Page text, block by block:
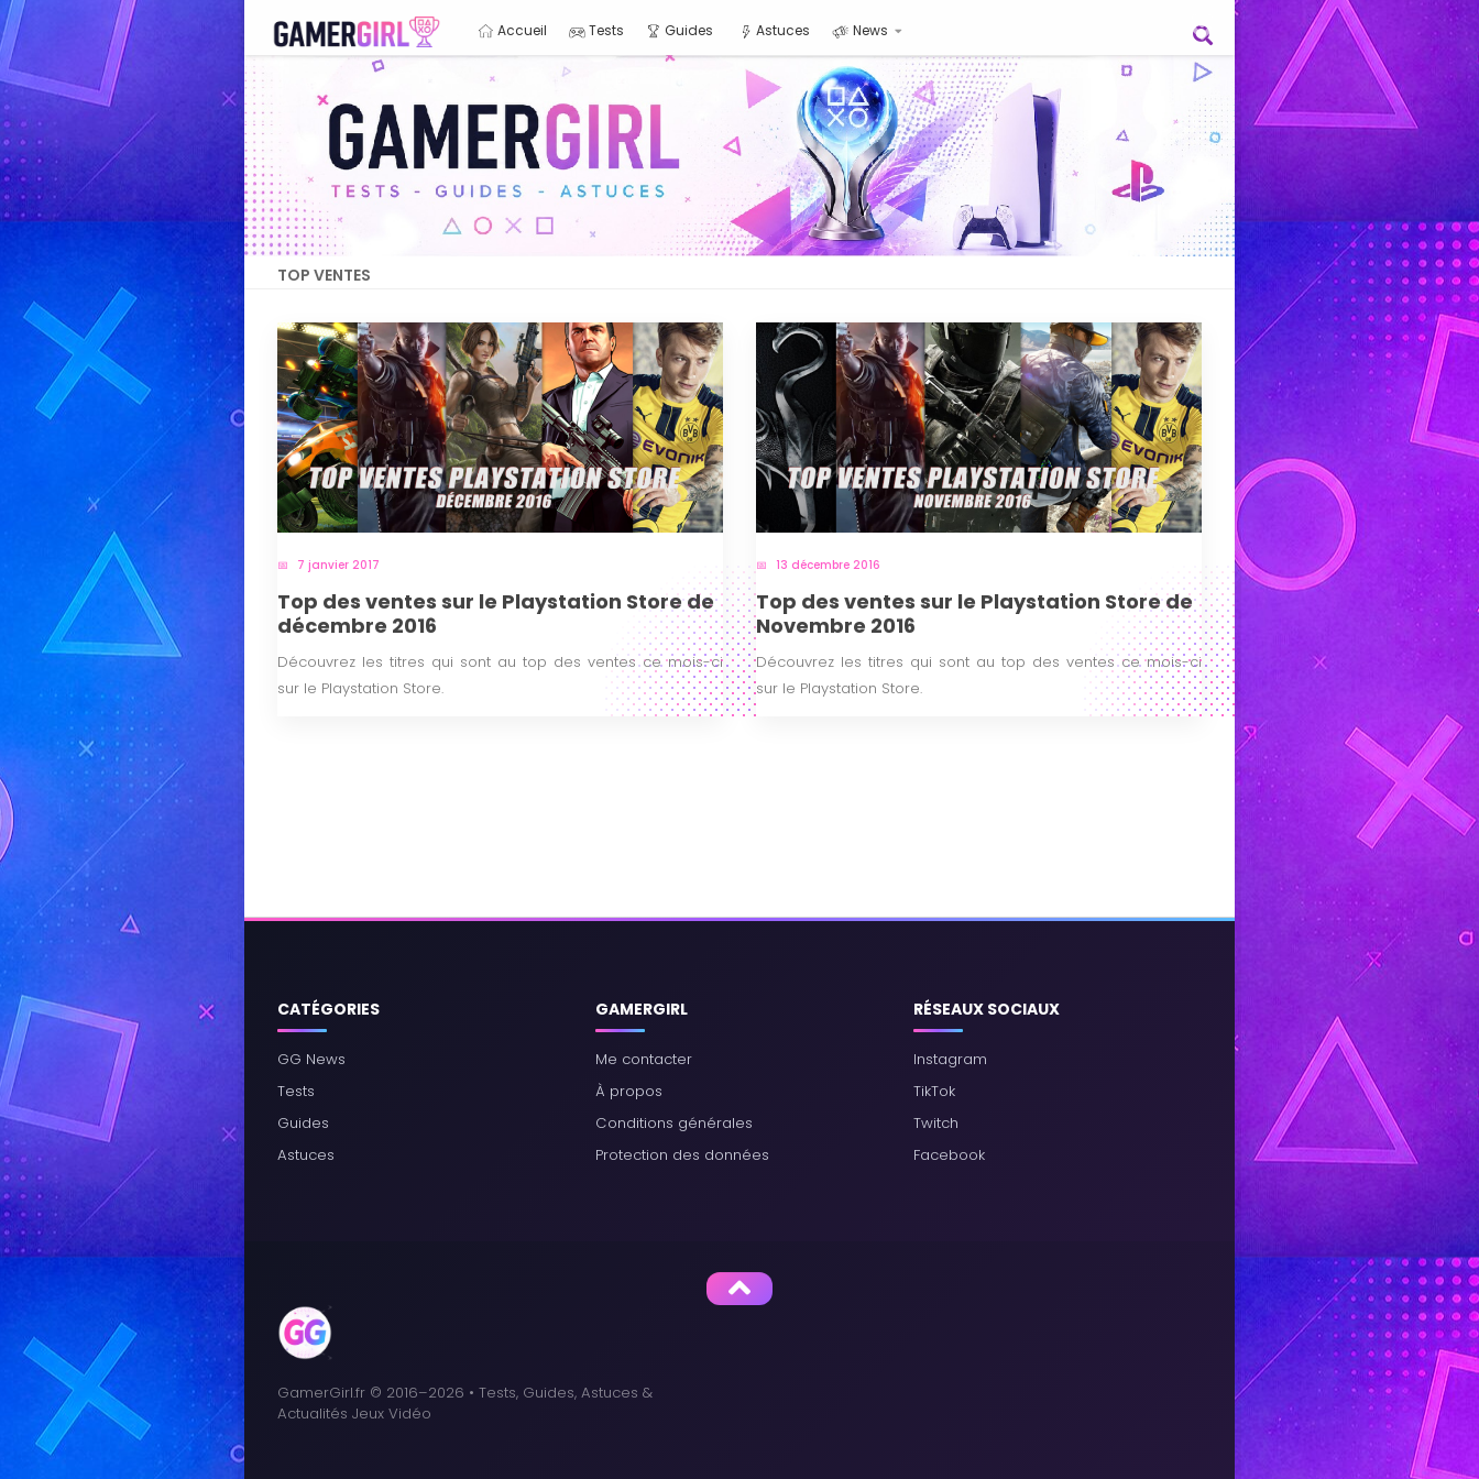
Accueil Tests Guides Astuces News
TOP VENTES
7 janvier 2017
Top des ventes sur le Playstation Store de
décembre 2016
Découvrez les titres qui sont au top des ventes ce mois-ci
sur le Playstation Store.
13 décembre 2016
Top des ventes sur le Playstation Store de
Novembre 2016
Découvrez les titres qui sont au top des ventes ce mois-ci
sur le Playstation Store.
CATÉGORIES
GG News
Tests
Guides
Astuces
GAMERGIRL
Me contacter
À propos
Conditions générales
Protection des données
RÉSEAUX SOCIAUX
Instagram
TikTok
Twitch
Facebook
GamerGirl.fr © 2016–2026 • Tests, Guides, Astuces &
Actualités Jeux Vidéo